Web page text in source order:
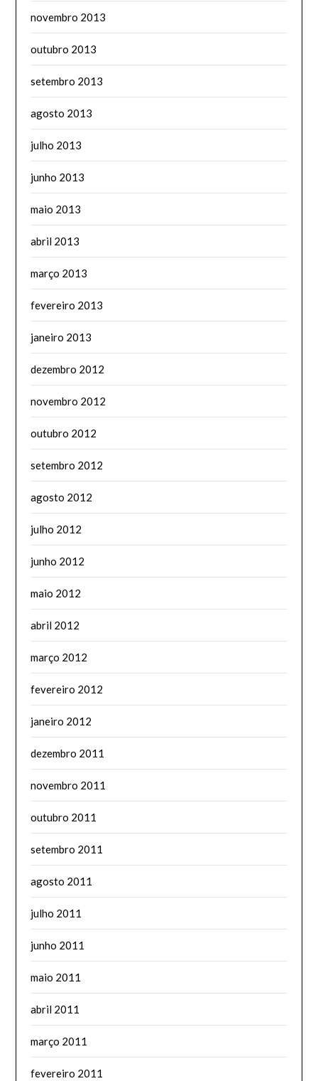
novembro 2013
outubro 2013
setembro 2013
agosto 2013
julho 2013
junho 2013
maio 2013
abril 2013
março 2013
fevereiro 2013
janeiro 2013
dezembro 2012
novembro 2012
outubro 2012
setembro 2012
agosto 2012
julho 2012
junho 2012
maio 2012
abril 2012
março 2012
fevereiro 2012
janeiro 2012
dezembro 2011
novembro 2011
outubro 2011
setembro 2011
agosto 2011
julho 2011
junho 2011
maio 2011
abril 2011
março 2011
fevereiro 2011